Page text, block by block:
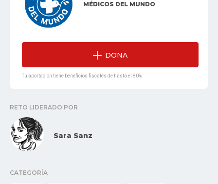
MÉDICOS DEL MUNDO
DONA
Tu aportación tiene beneficios fiscales de hasta el 80%
RETO LIDERADO POR
Sara Sanz
CATEGORÍA